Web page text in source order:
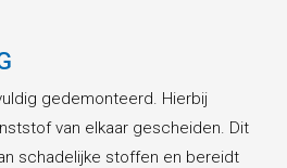
gedemonteerd. Hierbij
van elkaar gescheiden. Dit
schadelijke stoffen en bereidt